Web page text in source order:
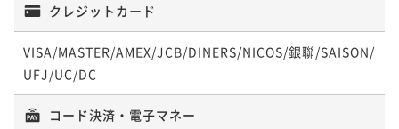
クレジットカード
VISA/MASTER/AMEX/JCB/DINERS/NICOS/銀聯/SAISON/
UFJ/UC/DC
コード決済・電子マネー